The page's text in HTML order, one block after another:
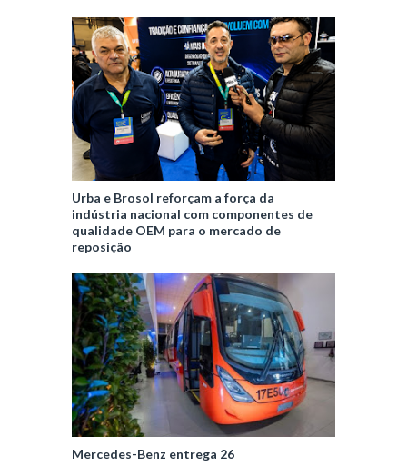
Urba e Brosol reforçam a força da
indústria nacional com componentes de
qualidade OEM para o mercado de
reposição
Mercedes-Benz entrega 26